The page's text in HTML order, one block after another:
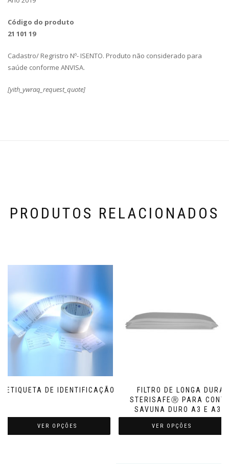
Código do produto
21 101 19
Cadastro/ Regristro Nº- ISENTO. Produto não considerado para
saúde conforme ANVISA.
[yith_ywraq_request_quote]
PRODUTOS RELACIONADOS
ETIQUETA DE IDENTIFICAÇÃO VAPOR
VER OPÇÕES
FILTRO DE LONGA
STERISAFEⓇ PARA
SAVUNA DURO A3 E A3
VER OPÇÕES